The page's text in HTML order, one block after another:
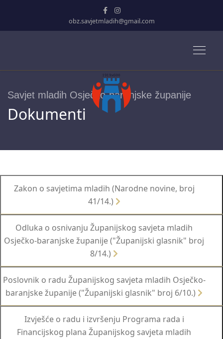
obz.savjetmladih@gmail.com
Savjet mladih Osječko-baranjske županije
Dokumenti
Zakon o savjetima mladih (Narodne novine, broj
41/14.)
Odluka o osnivanju Županijskog savjeta mladih
Osječko-baranjske županije ("Županijski glasnik" broj
8/14.)
Poslovnik o radu Županijskog savjeta mladih Osječko-
baranjske županije ("Županijski glasnik" broj 6/10.)
Izvješće o radu i izvršenju Programa rada i
Financijskog plana Županijskog savjeta mladih